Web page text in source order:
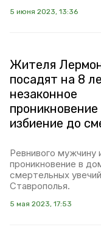
5 июня 2023, 13:36
Жителя
посадят на 8
незаконное
избиение до
Ревнивого мужчину
проникновение в
смертельных
Ставрополья.
5 мая 2023, 17:53